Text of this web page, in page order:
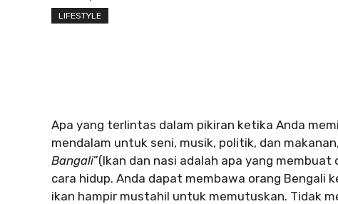
LIFESTYLE
Apa yang terlintas dalam pikiran ketika Anda
mendalam untuk seni, musik, politik, dan
Bangali”(Ikan dan nasi adalah apa yang
cara hidup. Anda dapat membawa orang Bengali
ikan hampir mustahil untuk memutuskan. Tidak